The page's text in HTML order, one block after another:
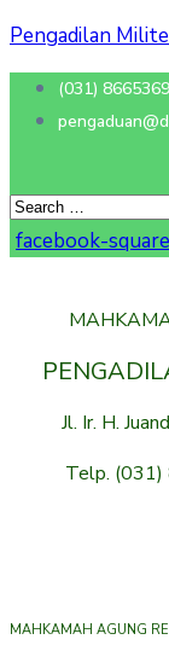
Pengadilan
(031) 8665369
facebook-square
Jl. Ir. H.
Telp. (031)
MAHKAMAH AGUNG